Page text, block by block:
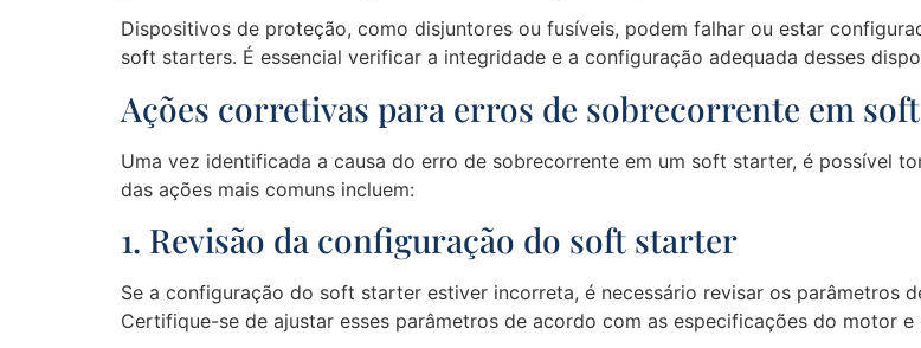
Dispositivos de proteção, como disjuntores ou fusíveis, podem falhar ou estar
soft starters. É essencial verificar a integridade e a configuração adequada desses
Ações corretivas para erros de sobrecorrente em
Uma vez identificada a causa do erro de sobrecorrente em um soft starter, é possível
das ações mais comuns incluem:
1. Revisão da configuração do soft starter
Se a configuração do soft starter estiver incorreta, é necessário revisar os parâmetros
Certifique-se de ajustar esses parâmetros de acordo com as especificações do motor e